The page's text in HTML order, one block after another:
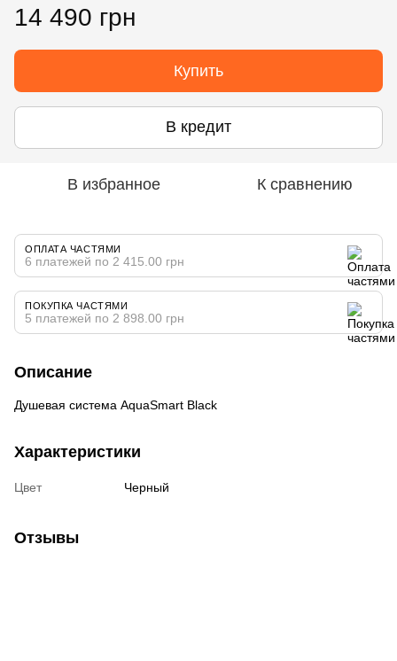
14 490 грн
Купить
В кредит
В избранное К сравнению
ОПЛАТА ЧАСТЯМИ
6 платежей по 2 415.00 грн
ПОКУПКА ЧАСТЯМИ
5 платежей по 2 898.00 грн
Описание
Душевая система AquaSmart Black
Характеристики
Цвет Черный
Отзывы